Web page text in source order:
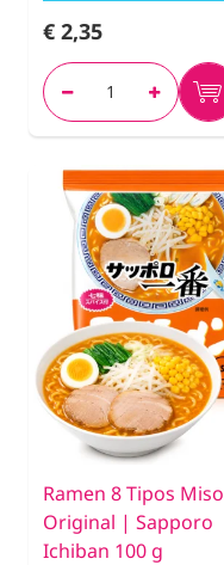
€ 2,35
Ramen 8 Tipos Miso
Original | Sapporo
Ichiban 100 g